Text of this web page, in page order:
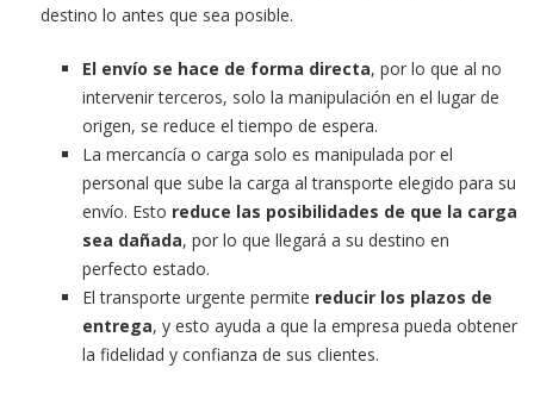
destino lo antes que sea posible.
El envío se hace de forma directa, por lo que al no
intervenir terceros, solo la manipulación en el lugar de
origen, se reduce el tiempo de espera.
La mercancía o carga solo es manipulada por el
personal que sube la carga al transporte elegido para su
envío. Esto reduce las posibilidades de que la carga
sea dañada, por lo que llegará a su destino en
perfecto estado.
El transporte urgente permite reducir los plazos de
entrega, y esto ayuda a que la empresa pueda obtener
la fidelidad y confianza de sus clientes.